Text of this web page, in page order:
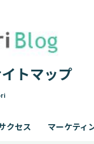
トマップ
クセス マーケティ